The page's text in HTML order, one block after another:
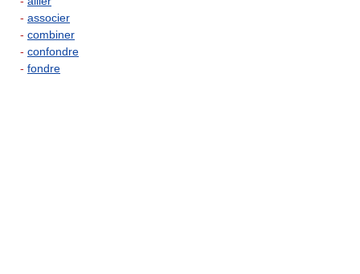
- associer
- combiner
- confondre
- fondre